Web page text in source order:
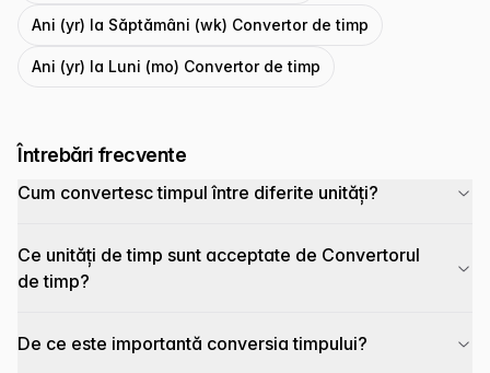
Ani (yr) la Săptămâni (wk) Convertor de timp
Ani (yr) la Luni (mo) Convertor de timp
Întrebări frecvente
Cum convertesc timpul între diferite unități?
Ce unități de timp sunt acceptate de Convertorul
de timp?
De ce este importantă conversia timpului?